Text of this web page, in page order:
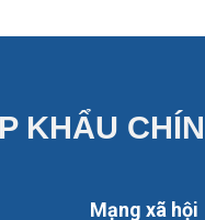
KHẨU
Mạng xã hội